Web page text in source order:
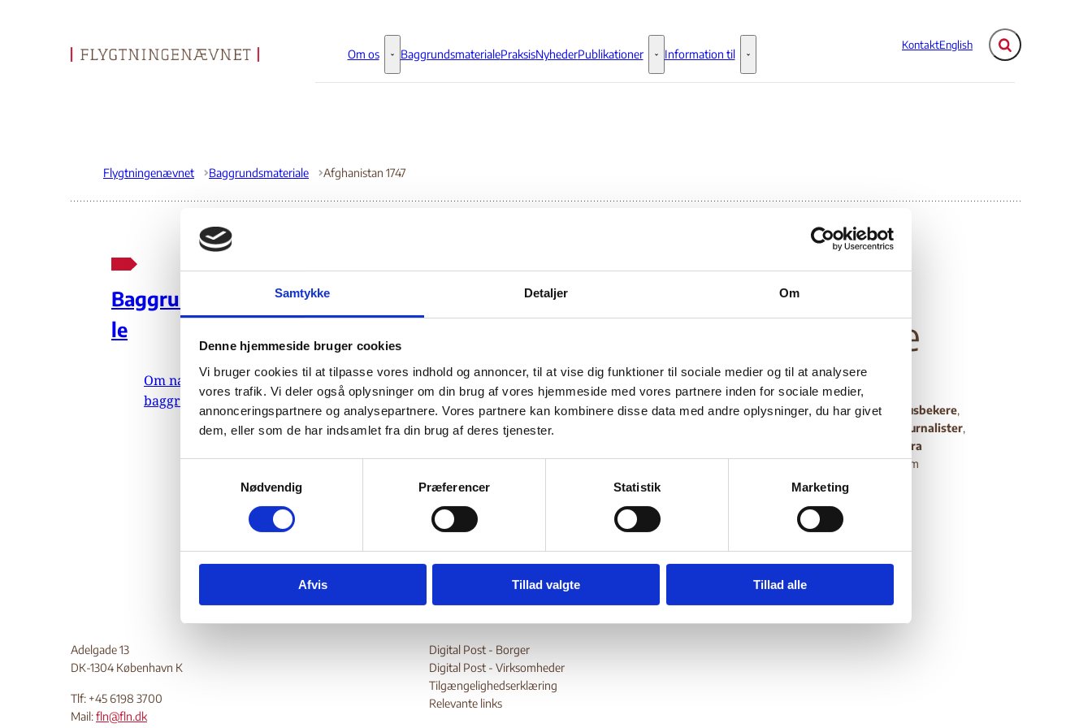
Samtykke Detaljer Om
Denne hjemmeside bruger cookies
Vi bruger cookies til at tilpasse vores indhold og annoncer, til at vise dig funktioner til sociale medier og til at analysere
vores trafik. Vi deler også oplysninger om din brug af vores hjemmeside med vores partnere inden for sociale medier,
annonceringspartnere og analysepartnere. Vores partnere kan kombinere disse data med andre oplysninger, du har givet
dem, eller som de har indsamlet fra din brug af deres tjenester.
v
l
Nødvendig Præferencer Statistik Marketing
Afvis Tillad valgte Tillad alle
Gå til forsiden
KontaktEnglish Fold søgefelt ud
Om os Om os - Flere links
BaggrundsmaterialePraksisNyhederPublikationer Publikationer - Flere links
Information til Information til - Flere links
Flygtningenævnet Baggrundsmateriale Afghanistan 1747
Baggrundsmateria
le
Om nævnets
baggrundsmateriale
Country Guidance: Afghanistan -
Common analysis and guidance note
30.06.2026 Bilag 1747European Union Agency for Asylum (EUAA)Afghanistan (I)
Indeholder oplysninger om forholdene forkvinder,børn, etniske og religiøse minoriteter, herunderhazaraer ,tajikker usbekere,
shiamuslimer,hinduer,sikherogsalafistersamt journalister,
personer der vender tilbage fra
vestlige lande,personer involveret i blodfejderogpersoner med jordkonflikter. Indeholder videre oplysninger om
væbnede grupper, herunder
Haqqani-netværket , og om den generelle sikkerhedssituation.
Adelgade 13
DK-1304 København K
Tlf: +45 6198 3700
Mail:fln@fln.dk
Digital Post - Borger
Digital Post - Virksomheder
Tilgængelighedserklæring
Relevante links